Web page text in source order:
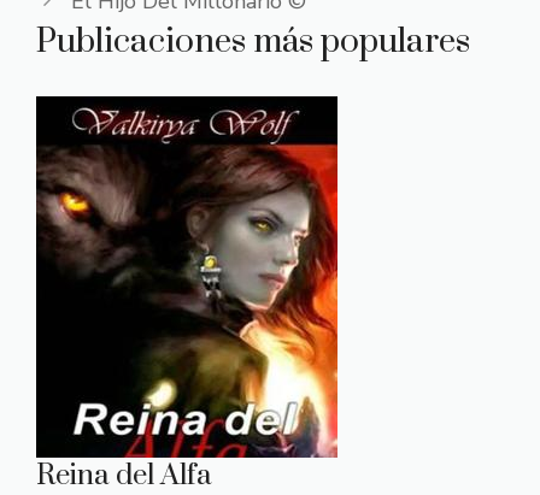
Publicaciones más populares
Reina del Alfa